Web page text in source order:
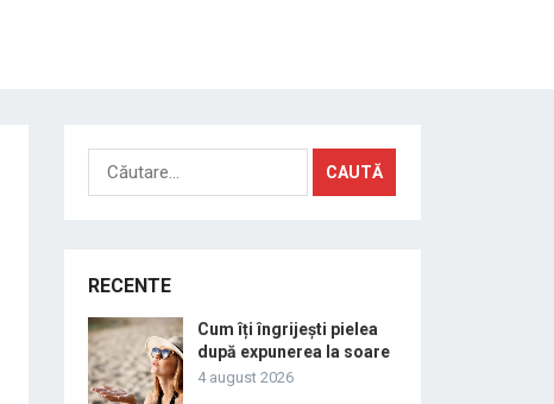
Caută
după:
RECENTE
Cum îți îngrijești pielea
după expunerea la soare
4 august 2026